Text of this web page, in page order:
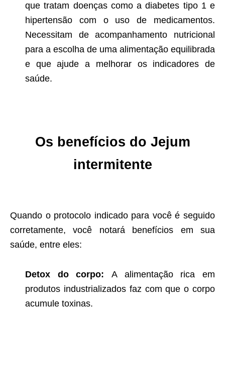
que tratam doenças como a diabetes tipo 1 e
hipertensão com o uso de medicamentos.
Necessitam de acompanhamento nutricional
para a escolha de uma alimentação equilibrada
e que ajude a melhorar os indicadores de
saúde.
Os benefícios do Jejum
intermitente
Quando o protocolo indicado para você é seguido
corretamente, você notará benefícios em sua
saúde, entre eles:
Detox do corpo: A alimentação rica em
produtos industrializados faz com que o corpo
acumule toxinas.